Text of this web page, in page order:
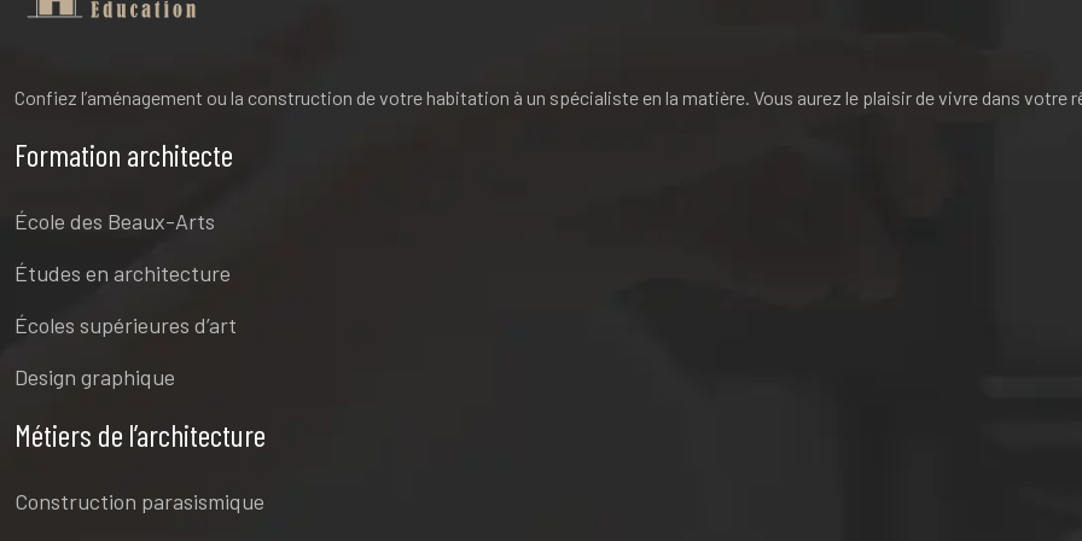
Confiez l’aménagement ou la construction de votre habitation à un spécialiste en la matière. Vous aurez le plaisir de vivre dans votre
Formation architecte
École des Beaux-Arts
Études en architecture
Écoles supérieures d’art
Design graphique
Métiers de l’architecture
Construction parasismique